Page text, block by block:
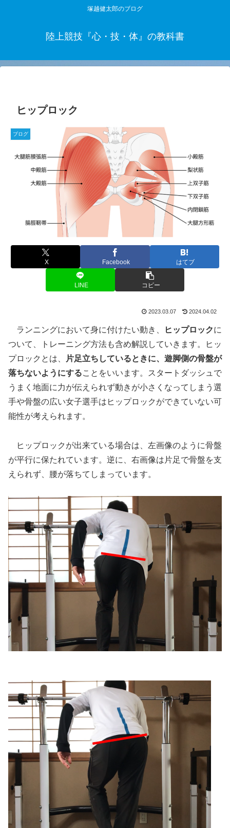
塚越健太郎のブログ
陸上競技『心・技・体』の教科書
ヒップロック
ブログ
X Facebook はてブ
LINE コピー
2023.03.07 2024.04.02
ランニングにおいて身に付けたい動き、 ヒップロックに
ついて、トレーニング方法も含め解説していきます。ヒッ
プロックとは、
片足立ちしているときに、遊脚側の骨盤が
落ちないようにすることをいいます。スタートダッシュで
うまく地面に力が伝えられず動きが小さくなってしまう選
手や骨盤の広い女子選手はヒップロックができていない可
能性が考えられます。
ヒップロックが出来ている場合は、左画像のように骨盤
が平行に保たれています。逆に、右画像は片足で骨盤を支
えられず、腰が落ちてしまっています。